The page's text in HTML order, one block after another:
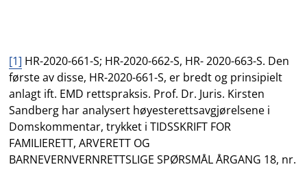
[1] HR-2020-661-S; HR-2020-662-S, HR- 2020-663-S. Den
første av disse, HR-2020-661-S, er bredt og prinsipielt
anlagt ift. EMD rettspraksis. Prof. Dr. Juris. Kirsten
Sandberg har analysert høyesterettsavgjørelsene i
Domskommentar, trykket i TIDSSKRIFT FOR
FAMILIERETT, ARVERETT OG
BARNEVERNVERNRETTSLIGE SPØRSMÅL ÅRGANG 18, nr.